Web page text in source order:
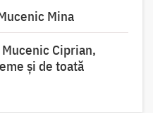
Mina
Ciprian,
și de toată